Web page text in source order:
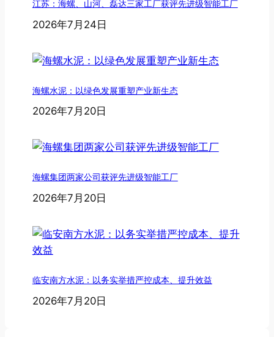
江苏：海螺、山河、磊达三家工厂获评先进级智能工厂
2026年7月24日
海螺水泥：以绿色发展重塑产业新生态
2026年7月20日
海螺集团两家公司获评先进级智能工厂
2026年7月20日
临安南方水泥：以务实举措严控成本、提升效益
2026年7月20日